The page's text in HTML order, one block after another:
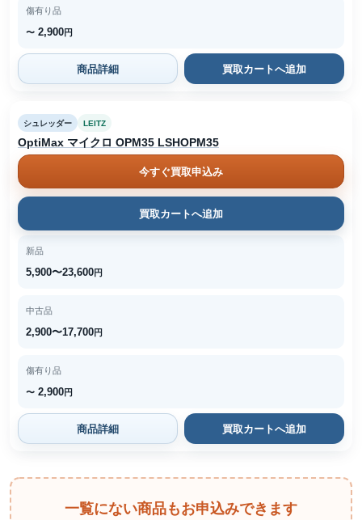
傷有り品
〜 2,900円
商品詳細 買取カートへ追加
シュレッダー LEITZ
OptiMax マイクロ OPM35 LSHOPM35
今すぐ買取申込み
買取カートへ追加
新品
5,900〜23,600円
中古品
2,900〜17,700円
傷有り品
〜 2,900円
商品詳細 買取カートへ追加
一覧にない商品もお申込みできます